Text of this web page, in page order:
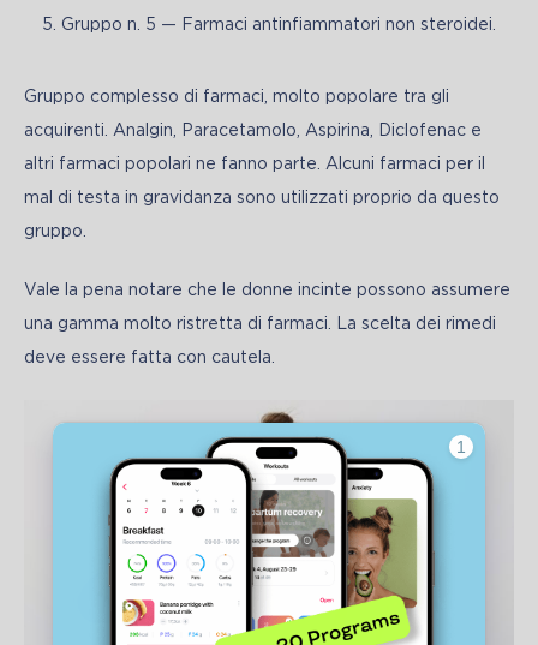
Gruppo n. 5 — Farmaci antinfiammatori non steroidei.
Gruppo complesso di farmaci, molto popolare tra gli
acquirenti. Analgin, Paracetamolo, Aspirina, Diclofenac e
altri farmaci popolari ne fanno parte. Alcuni farmaci per il
mal di testa in gravidanza sono utilizzati proprio da questo
gruppo.
Vale la pena notare che le donne incinte possono assumere
una gamma molto ristretta di farmaci. La scelta dei rimedi
deve essere fatta con cautela.